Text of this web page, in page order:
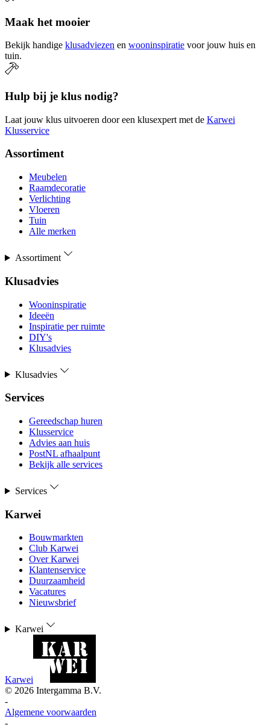
Maak het mooier
Bekijk handige klusadviezen en wooninspiratie voor jouw huis en
tuin.
Hulp bij je klus nodig?
Laat jouw klus uitvoeren door een klusexpert met de Karwei
Klusservice
Assortiment
Meubelen
Raamdecoratie
Verlichting
Vloeren
Tuin
Alle merken
Assortiment
Klusadvies
Wooninspiratie
Ideeën
Inspiratie per ruimte
DIY's
Klusadvies
Klusadvies
Services
Gereedschap huren
Klusservice
Advies aan huis
PostNL afhaalpunt
Bekijk alle services
Services
Karwei
Bouwmarkten
Club Karwei
Over Karwei
Klantenservice
Duurzaamheid
Vacatures
Nieuwsbrief
Karwei
Karwei
© 2026 Intergamma B.V.
-
Algemene voorwaarden
-